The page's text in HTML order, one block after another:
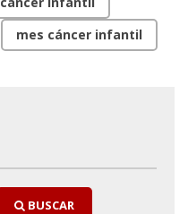
mes cáncer infantil
BUSCAR